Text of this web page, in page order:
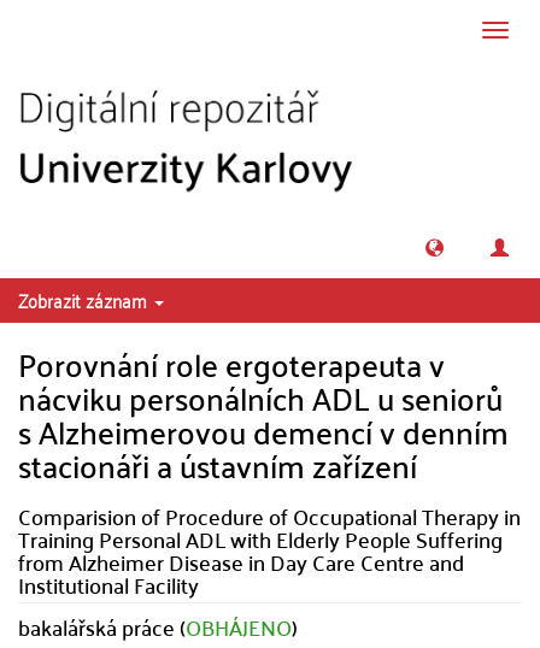
Zobrazit záznam
Porovnání role ergoterapeuta v
nácviku personálních ADL u seniorů
s Alzheimerovou demencí v denním
stacionáři a ústavním zařízení
Comparision of Procedure of Occupational Therapy in
Training Personal ADL with Elderly People Suffering
from Alzheimer Disease in Day Care Centre and
Institutional Facility
bakalářská práce (OBHÁJENO)